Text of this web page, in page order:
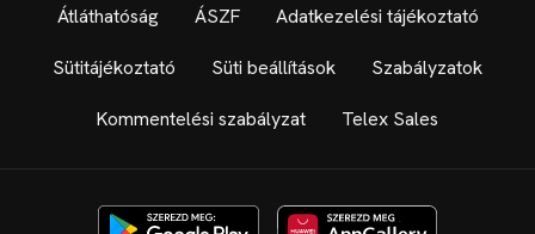
Átláthatóság ÁSZF Adatkezelési tájékoztató
Sütitájékoztató Süti beállítások Szabályzatok
Kommentelési szabályzat Telex Sales